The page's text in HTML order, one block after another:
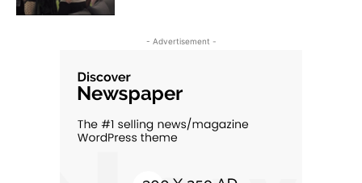
- Advertisement -